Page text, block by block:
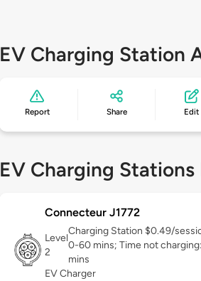
EV Charging Station
Report Share Edit
EV Charging Stations
Connecteur J1772
Level
2
Charging Station $0.49/
0-60 mins; Time not
mins
EV Charger